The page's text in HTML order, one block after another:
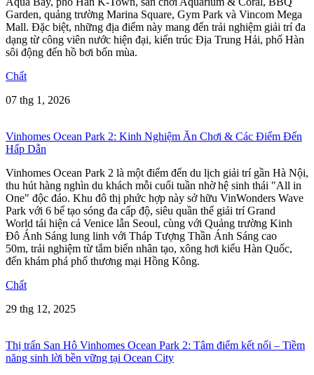
Garden, quảng trường Marina Square, Gym Park và Vincom Mega
Mall. Đặc biệt, những địa điểm này mang đến trải nghiệm giải trí đa
dạng từ công viên nước hiện đại, kiến trúc Địa Trung Hải, phố Hàn
sôi động đến hồ bơi bốn mùa.
Chất
07 thg 1, 2026
Vinhomes Ocean Park 2: Kinh Nghiệm Ăn Chơi & Các Điểm Đến
Hấp Dẫn
Vinhomes Ocean Park 2 là một điểm đến du lịch giải trí gần Hà Nội,
thu hút hàng nghìn du khách mỗi cuối tuần nhờ hệ sinh thái "All in
One" độc đáo. Khu đô thị phức hợp này sở hữu VinWonders Wave
Park với 6 bể tạo sóng đa cấp độ, siêu quần thể giải trí Grand
World tái hiện cả Venice lẫn Seoul, cùng với Quảng trường Kinh
Đô Ánh Sáng lung linh với Tháp Tượng Thần Ánh Sáng cao
50m, trải nghiệm từ tắm biển nhân tạo, xông hơi kiểu Hàn Quốc,
đến khám phá phố thương mại Hồng Kông.
Chất
29 thg 12, 2025
Thị trấn San Hô Vinhomes Ocean Park 2: Tâm điểm kết nối – Tiềm
năng sinh lời bền vững tại Ocean City